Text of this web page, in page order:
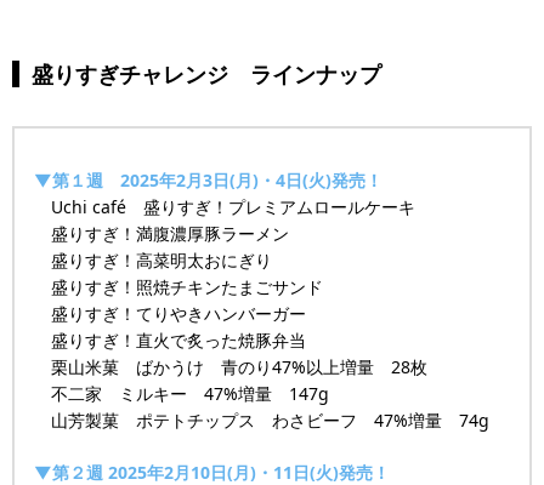
盛りすぎチャレンジ ラインナップ
▼第１週 2025年2月3日(月)・4日(火)発売！
Uchi café 盛りすぎ！プレミアムロールケーキ
盛りすぎ！満腹濃厚豚ラーメン
盛りすぎ！高菜明太おにぎり
盛りすぎ！照焼チキンたまごサンド
盛りすぎ！てりやきハンバーガー
盛りすぎ！直火で炙った焼豚弁当
栗山米菓 ばかうけ 青のり47%以上増量 28枚
不二家 ミルキー 47%増量 147g
山芳製菓 ポテトチップス わさビーフ 47%増量 74g
▼第２週 2025年2月10日(月)・11日(火)発売！